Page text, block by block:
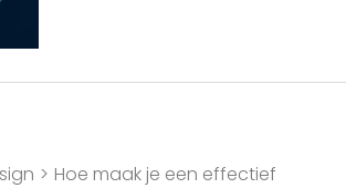
> Hoe maak je een effectief